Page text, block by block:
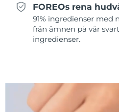
FOREOs rena
91% ingredienser med
från ämnen på vår
ingredienser.
Spanien
Sverige
Thailand